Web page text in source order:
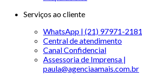
Serviços ao cliente
WhatsApp | (21) 97971-2181
Central de atendimento
Canal Confidencial
Assessoria de Imprensa |
paula@agenciaamais.com.br